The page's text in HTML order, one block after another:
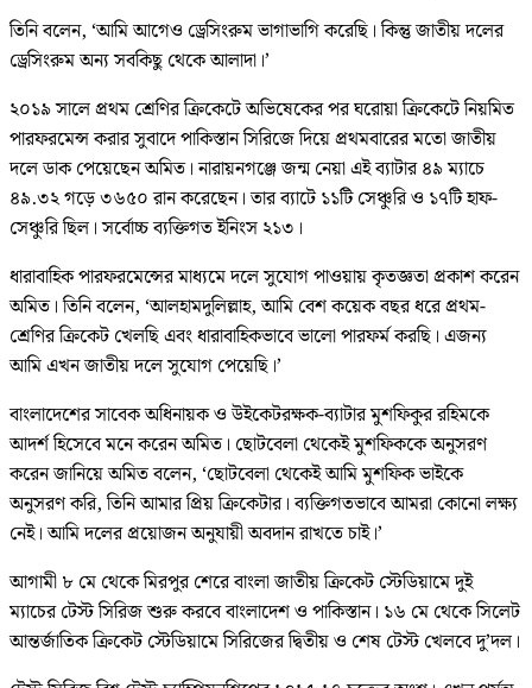
তিনি বলেন, ‘আমি আগেও ড্রেসিংরুম ভাগাভাগি করেছি। কিন্তু জাতীয় দলের
ড্রেসিংরুম অন্য সবকিছু থেকে আলাদা।’
২০১৯ সালে প্রথম শ্রেণির ক্রিকেটে অভিষেকের পর ঘরোয়া ক্রিকেটে নিয়মিত
পারফরমেন্স করার সুবাদে পাকিস্তান সিরিজে দিয়ে প্রথমবারের মতো জাতীয়
দলে ডাক পেয়েছেন অমিত। নারায়নগঞ্জে জন্ম নেয়া এই ব্যাটার ৪৯ ম্যাচে
৪৯.৩২ গড়ে ৩৬৫০ রান করেছেন। তার ব্যাটে ১১টি সেঞ্চুরি ও ১৭টি হাফ-
সেঞ্চুরি ছিল। সর্বোচ্চ ব্যক্তিগত ইনিংস ২১৩।
ধারাবাহিক পারফরমেন্সের মাধ্যমে দলে সুযোগ পাওয়ায় কৃতজ্ঞতা প্রকাশ করেন
অমিত। তিনি বলেন, ‘আলহামদুলিল্লাহ, আমি বেশ কয়েক বছর ধরে প্রথম-
শ্রেণির ক্রিকেট খেলছি এবং ধারাবাহিকভাবে ভালো পারফর্ম করছি। এজন্য
আমি এখন জাতীয় দলে সুযোগ পেয়েছি।’
বাংলাদেশের সাবেক অধিনায়ক ও উইকেটরক্ষক-ব্যাটার মুশফিকুর রহিমকে
আদর্শ হিসেবে মনে করেন অমিত। ছোটবেলা থেকেই মুশফিককে অনুসরণ
করেন জানিয়ে অমিত বলেন, ‘ছোটবেলা থেকেই আমি মুশফিক ভাইকে
অনুসরণ করি, তিনি আমার প্রিয় ক্রিকেটার। ব্যক্তিগতভাবে আমরা কোনো লক্ষ্য
নেই। আমি দলের প্রয়োজন অনুযায়ী অবদান রাখতে চাই।’
আগামী ৮ মে থেকে মিরপুর শেরে বাংলা জাতীয় ক্রিকেট স্টেডিয়ামে দুই
ম্যাচের টেস্ট সিরিজ শুরু করবে বাংলাদেশ ও পাকিস্তান। ১৬ মে থেকে সিলেট
আন্তর্জাতিক ক্রিকেট স্টেডিয়ামে সিরিজের দ্বিতীয় ও শেষ টেস্ট খেলবে দু’দল।